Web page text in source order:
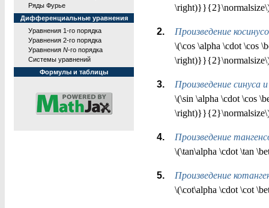
Ряды Фурье
Дифференциальные уравнения
Уравнения 1-го порядка
Уравнения 2-го порядка
Уравнения N-го порядка
Системы уравнений
Формулы и таблицы
Произведение
\(\cos \alpha \cdot \cos
Произведение синуса
\(\sin \alpha \cdot \cos
Произведение
\(\tan\alpha \cdot \tan
Произведение
\(\cot\alpha \cdot \cot